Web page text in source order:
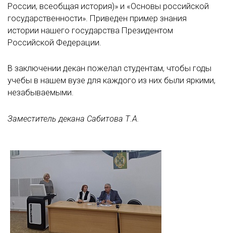
России, всеобщая история)» и «Основы российской
государственности». Приведен пример знания
истории нашего государства Президентом
Российской Федерации.
В заключении декан пожелал студентам, чтобы годы
учебы в нашем вузе для каждого из них были яркими,
незабываемыми.
Заместитель декана Сабитова Т.А.